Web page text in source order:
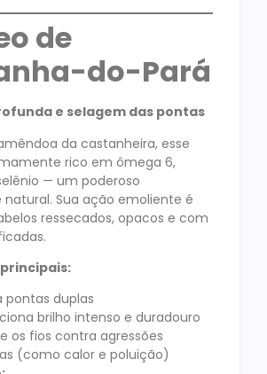
de
do-Pará
e selagem das pontas
da castanheira, esse
rico em ômega 6,
— um poderoso
Sua ação emoliente é
ressecados, opacos e com
pontas duplas
brilho intenso e duradouro
os fios contra agressões
(como calor e poluição)